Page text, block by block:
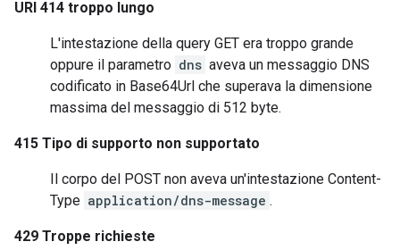
URI 414 troppo lungo
L'intestazione della query GET era troppo grande
oppure il parametro dns aveva un messaggio DNS
codificato in Base64Url che superava la dimensione
massima del messaggio di 512 byte.
415 Tipo di supporto non supportato
Il corpo del POST non aveva un'intestazione Content-
Type application/dns-message .
429 Troppe richieste